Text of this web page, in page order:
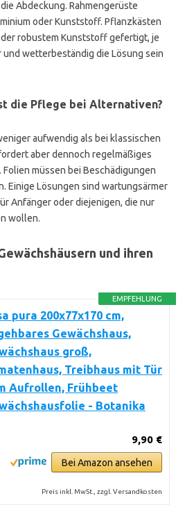
Abdeckung. Rahmengerüste
oder Kunststoff. Pflanzkästen
robustem Kunststoff gefertigt, je
und wetterbeständig die Lösung sein
die Pflege bei Alternativen?
aufwendig als bei klassischen
aber dennoch regelmäßiges
müssen bei Beschädigungen
Einige Lösungen sind wartungsärmer
Anfänger oder diejenigen, die nur
wollen.
und ihren
EMPFEHLUNG
pura 200x77x170 cm,
Gewächshaus,
groß,
Treibhaus mit Tür
Aufrollen, Frühbeet
- Botanika
9,90 €
Bei Amazon ansehen
Preis inkl. MwSt., zzgl. Versandkosten